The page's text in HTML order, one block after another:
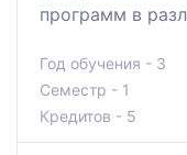
программ в
Год обучения - 3
Семестр - 1
Кредитов - 5